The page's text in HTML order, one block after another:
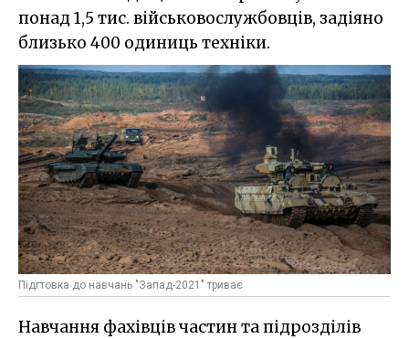
понад 1,5 тис. військовослужбовців, задіяно
близько 400 одиниць техніки.
Підгтовка до навчань "Запад-2021" триває
Навчання фахівців частин та підрозділів